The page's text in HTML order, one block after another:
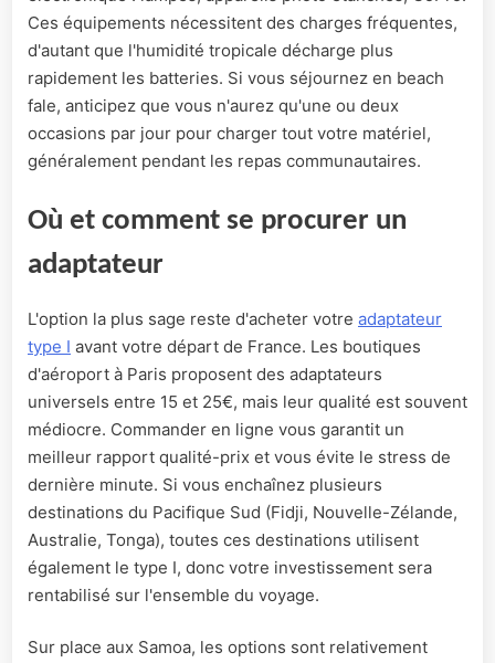
Ces équipements nécessitent des charges fréquentes,
d'autant que l'humidité tropicale décharge plus
rapidement les batteries. Si vous séjournez en beach
fale, anticipez que vous n'aurez qu'une ou deux
occasions par jour pour charger tout votre matériel,
généralement pendant les repas communautaires.
Où et comment se procurer un
adaptateur
L'option la plus sage reste d'acheter votre adaptateur
type I avant votre départ de France. Les boutiques
d'aéroport à Paris proposent des adaptateurs
universels entre 15 et 25€, mais leur qualité est souvent
médiocre. Commander en ligne vous garantit un
meilleur rapport qualité-prix et vous évite le stress de
dernière minute. Si vous enchaînez plusieurs
destinations du Pacifique Sud (Fidji, Nouvelle-Zélande,
Australie, Tonga), toutes ces destinations utilisent
également le type I, donc votre investissement sera
rentabilisé sur l'ensemble du voyage.
Sur place aux Samoa, les options sont relativement